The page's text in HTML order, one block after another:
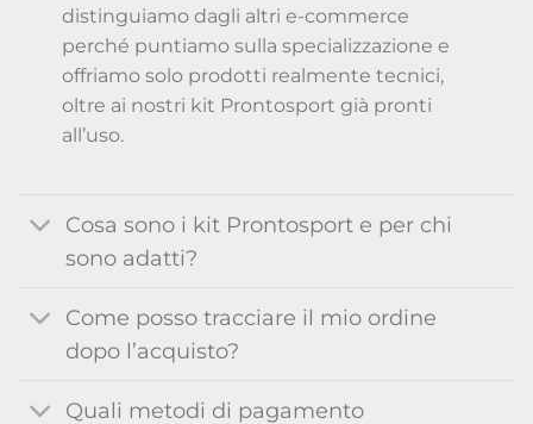
distinguiamo dagli altri e-commerce
perché puntiamo sulla specializzazione e
offriamo solo prodotti realmente tecnici,
oltre ai nostri kit Prontosport già pronti
all’uso.
Cosa sono i kit Prontosport e per chi
sono adatti?
Come posso tracciare il mio ordine
dopo l’acquisto?
Quali metodi di pagamento